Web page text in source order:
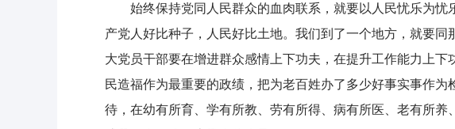
始终保持党同人民群众的血肉联系，就要以人民忧乐为忧
产党人好比种子，人民好比土地。我们到了一个地方，就要
大党员干部要在增进群众感情上下功夫，在提升工作能力上
民造福作为最重要的政绩，把为老百姓办了多少好事实事作
待，在幼有所育、学有所教、劳有所得、病有所医、老有所